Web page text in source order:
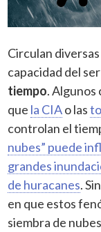
Circulan diversas
capacidad del
tiempo. Algunos
que la CIAo las
controlan el
nubes” puede
grandes
de huracanes.
en que estos
siembra de